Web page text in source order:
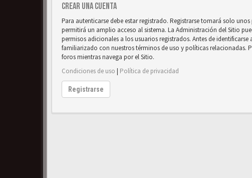
Crear una cuenta
Para autenticarse debe estar registrado. Registrarse tomará solo
permitirá un amplio acceso al sistema. La Administración del Sitio
permisos adicionales a los usuarios registrados. Antes de identificarse
familiarizado con nuestros términos de uso y políticas relacionadas.
foros mientras navega por el Sitio.
Condiciones de uso | Política de privacidad
Registrarse